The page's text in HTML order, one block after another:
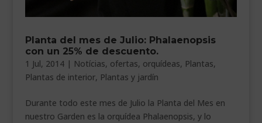
Planta del mes de Julio: Phalaenopsis
con un 25% de descuento.
1 Jul, 2014| Notícias, ofertas, orquídeas, Plantas,
Plantas de interior, Plantas y jardín
Durante todo este mes de Julio la Planta del Mes en
nuestro Garden es la orquídea Phalaenopsis, y lo